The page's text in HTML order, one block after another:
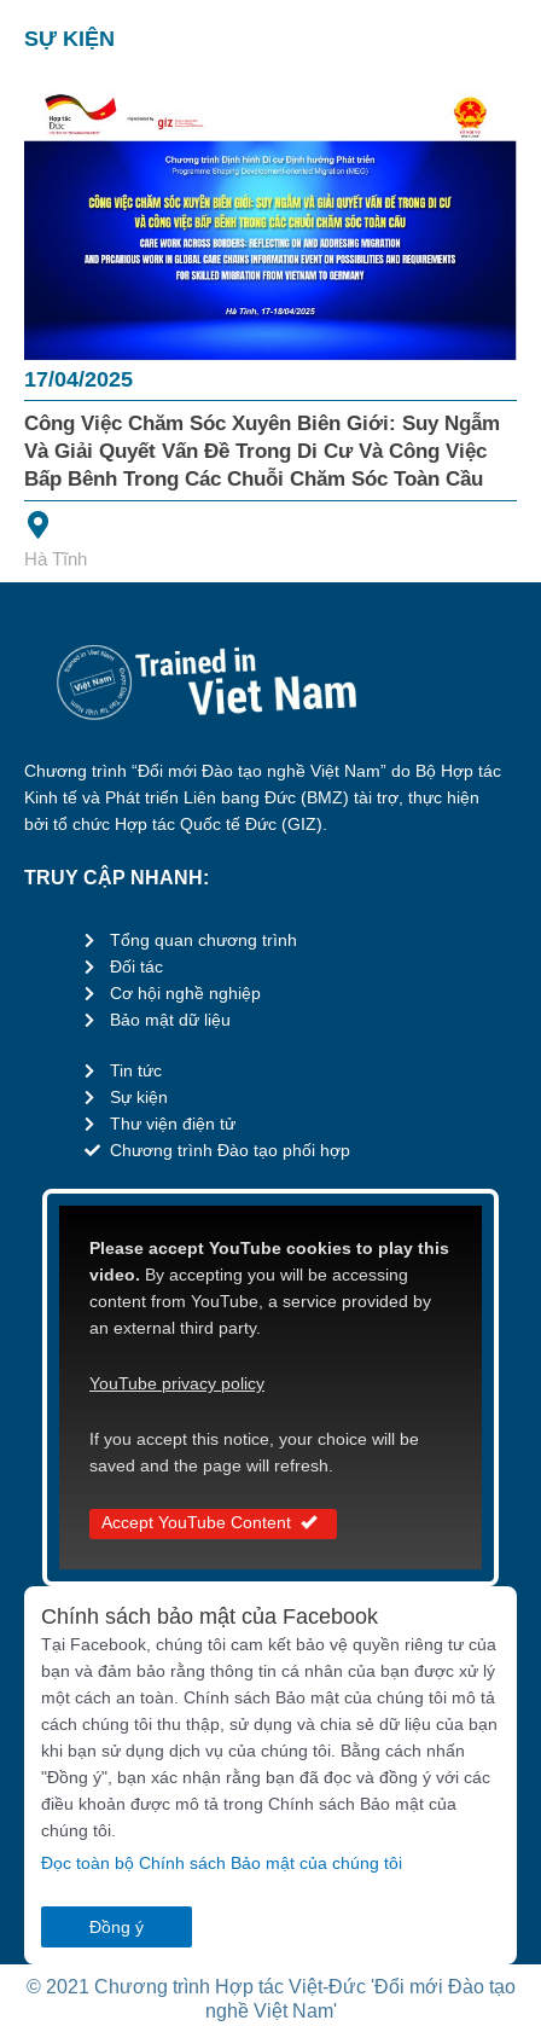
SỰ KIỆN
17/04/2025
Công Việc Chăm Sóc Xuyên Biên Giới: Suy Ngẫm
Và Giải Quyết Vấn Đề Trong Di Cư Và Công Việc
Bấp Bênh Trong Các Chuỗi Chăm Sóc Toàn Cầu
Hà Tĩnh
Chương trình “Đổi mới Đào tạo nghề Việt Nam” do Bộ Hợp tác
Kinh tế và Phát triển Liên bang Đức (BMZ) tài trợ, thực hiện
bởi tổ chức Hợp tác Quốc tế Đức (GIZ).
TRUY CẬP NHANH:
Tổng quan chương trình
Đối tác
Cơ hội nghề nghiệp
Bảo mật dữ liệu
Tin tức
Sự kiện
Thư viện điện tử
Chương trình Đào tạo phối hợp
Please accept YouTube cookies to play this
video. By accepting you will be accessing
content from YouTube, a service provided by
an external third party.
YouTube privacy policy
If you accept this notice, your choice will be
saved and the page will refresh.
Accept YouTube Content
Chính sách bảo mật của Facebook
Tại Facebook, chúng tôi cam kết bảo vệ quyền riêng tư của
bạn và đảm bảo rằng thông tin cá nhân của bạn được xử lý
một cách an toàn. Chính sách Bảo mật của chúng tôi mô tả
cách chúng tôi thu thập, sử dụng và chia sẻ dữ liệu của bạn
khi bạn sử dụng dịch vụ của chúng tôi. Bằng cách nhấn
"Đồng ý", bạn xác nhận rằng bạn đã đọc và đồng ý với các
điều khoản được mô tả trong Chính sách Bảo mật của
chúng tôi.
Đọc toàn bộ Chính sách Bảo mật của chúng tôi
Đồng ý
© 2021 Chương trình Hợp tác Việt-Đức 'Đổi mới Đào tạo
nghề Việt Nam'